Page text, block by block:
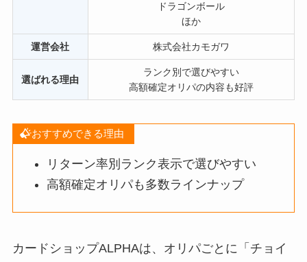
ドラゴンボール
ほか
運営会社 株式会社カモガワ
選ばれる理由
ランク別で選びやすい
高額確定オリパの内容も好評
おすすめできる理由
リターン率別ランク表示で選びやすい
高額確定オリパも多数ラインナップ
カードショップALPHAは、オリパごとに「チョイ